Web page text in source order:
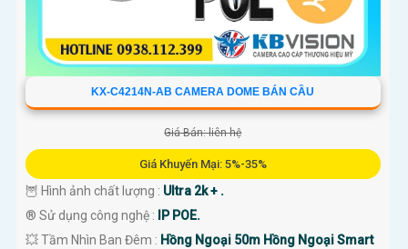
KX-C4214N-AB CAMERA DOME BÁN CẦU
Giá Bán: liên hệ
Giá Khuyến Mại: 5%-35%
🦉 Hình ảnh chất lượng : Ultra 2k + .
®️ Sử dụng công nghệ :
IP POE.
💥 Tầm Nhìn Ban Đêm : Hồng Ngoại 50m Hồng Ngoại Smart